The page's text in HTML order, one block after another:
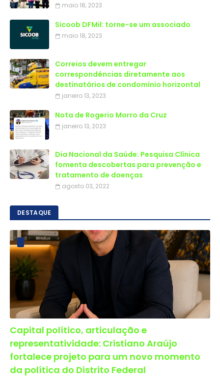
maio 18, 2023
Sicoob DFMil: torne-se um associado
maio 18, 2023
Correios devem entregar
correspondências diretamente aos
destinatários de condomínio horizontal
janeiro 13, 2023
Nota de Rogerio Morro da Cruz
janeiro 13, 2023
Dia Nacional da Saúde: Pesquisa Clínica
fomenta descobertas para prevenção e
tratamento de doenças
agosto 03, 2022
DESTAQUE
Capital político, articulação e
representatividade: Cristiano Araújo
fortalece projeto para um novo momento
da política do Distrito Federal